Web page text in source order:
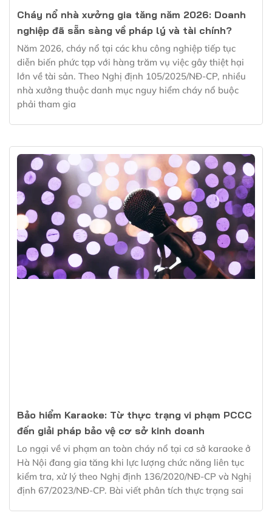
Cháy nổ nhà xưởng gia tăng năm 2026: Doanh
nghiệp đã sẵn sàng về pháp lý và tài chính?
Năm 2026, cháy nổ tại các khu công nghiệp tiếp tục
diễn biến phức tạp với hàng trăm vụ việc gây thiệt hại
lớn về tài sản. Theo Nghị định 105/2025/NĐ-CP, nhiều
nhà xưởng thuộc danh mục nguy hiểm cháy nổ buộc
phải tham gia
Bảo hiểm Karaoke: Từ thực trạng vi phạm PCCC
đến giải pháp bảo vệ cơ sở kinh doanh
Lo ngại về vi phạm an toàn cháy nổ tại cơ sở karaoke ở
Hà Nội đang gia tăng khi lực lượng chức năng liên tục
kiểm tra, xử lý theo Nghị định 136/2020/NĐ-CP và Nghị
định 67/2023/NĐ-CP. Bài viết phân tích thực trạng sai